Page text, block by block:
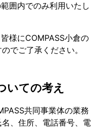
囲内でのみ利⽤いたし
様にCOMPASS小倉の
でご了承ください。
いての考え
共同事業体の業務
、住所、電話番号、電